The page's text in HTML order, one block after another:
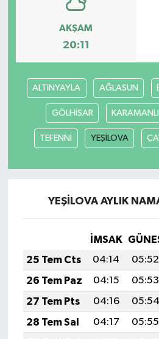
AKŞAM
20:11
ALTINYAYLA AĞLASUN
GÖLHİSAR KARAMANLI
TEFENNİ YEŞİLOVA
YEŞİLOVA AYLIK
İMSAK
25 Tem Cts
04:14 05:52
26 Tem Paz
04:15 05:53
27 Tem Pts
04:16 05:54
28 Tem Sal
04:17 05:55